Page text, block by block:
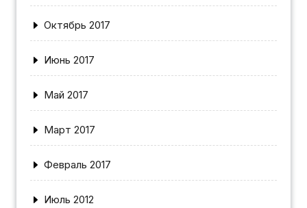
Октябрь 2017
Июнь 2017
Май 2017
Март 2017
Февраль 2017
Июль 2012